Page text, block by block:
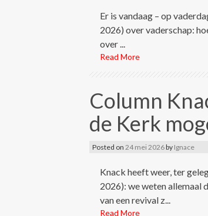
Er is vandaag – op
2026) over vaderschap:
over ...
Read More
Column
de Kerk
Posted on 24 mei 2026by Ignace
Knack heeft weer, ter
2026): we weten allemaal
van een revival z...
Read More